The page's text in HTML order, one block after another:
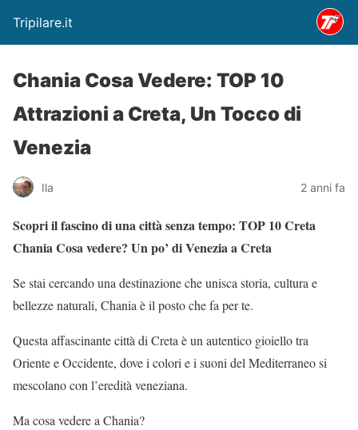
Tripilare.it
Chania Cosa Vedere: TOP 10
Attrazioni a Creta, Un Tocco di
Venezia
Ila 2 anni fa
Scopri il fascino di una città senza tempo: TOP 10 Creta
Chania Cosa vedere? Un po’ di Venezia a Creta
Se stai cercando una destinazione che unisca storia, cultura e
bellezze naturali, Chania è il posto che fa per te.
Questa affascinante città di Creta è un autentico gioiello tra
Oriente e Occidente, dove i colori e i suoni del Mediterraneo si
mescolano con l’eredità veneziana.
Ma cosa vedere a Chania?